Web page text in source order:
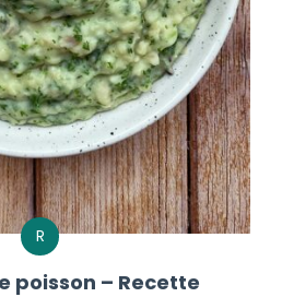
R
poisson – Recette